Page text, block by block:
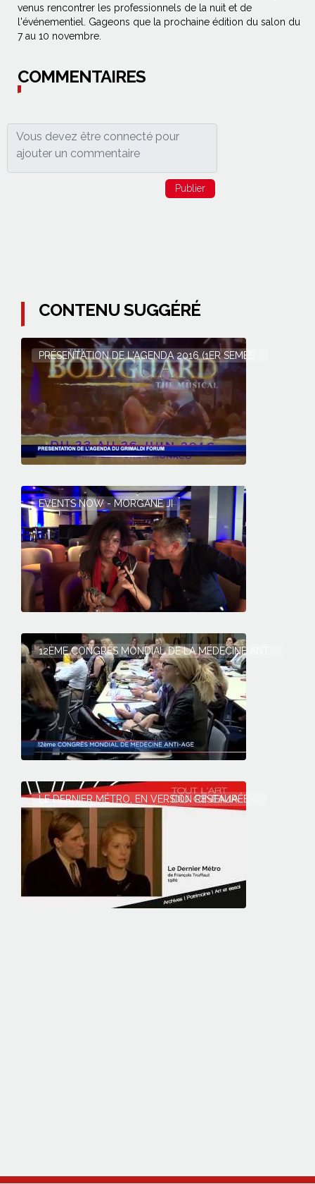
venus rencontrer les professionnels de la nuit et de
l'événementiel. Gageons que la prochaine édition du salon du
7 au 10 novembre.
COMMENTAIRES
Publier
CONTENU SUGGÉRÉ
PRÉSENTATION DE L'AGENDA 2016 (1ER SEMES...
EVENTS NOW - MORGANE JI
12ÈME CONGRÈS MONDIAL DE LA MÉDECINE ANT...
LE DERNIER MÉTRO, EN VERSION RESTAURÉE, ...